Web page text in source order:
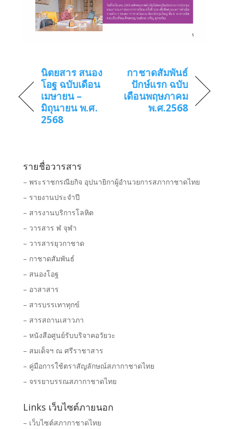
นิตยสาร สนอง
โอฐ ฉบับเดือน
เมษายน –
มิถุนายน พ.ศ.
2568
กาชาดสัมพันธ์
ปักษ์แรก ฉบับ
เดือนพฤษภาคม
พ.ศ.2568
รายชื่อวารสาร
– พระราชกรณียกิจ อุปนายิกาผู้อำนวยการสภากาชาดไทย
– รายงานประจำปี
– สารงานบริการโลหิต
– วารสาร ฬ จุฬา
– วารสารยุวกาชาด
– กาชาดสัมพันธ์
– สนองโอฐ
– อาสาสาร
– สารบรรเทาทุกข์
– สารสถานเสาวภา
– หนังสือศูนย์รับบริจาคอวัยวะ
– สมเด็จฯ ณ ศรีราชาสาร
– คู่มือการใช้ตราสัญลักษณ์สภากาชาดไทย
– จรรยาบรรณสภากาชาดไทย
Links เว็บไซต์ภายนอก
– เว็บไซต์สภากาชาดไทย